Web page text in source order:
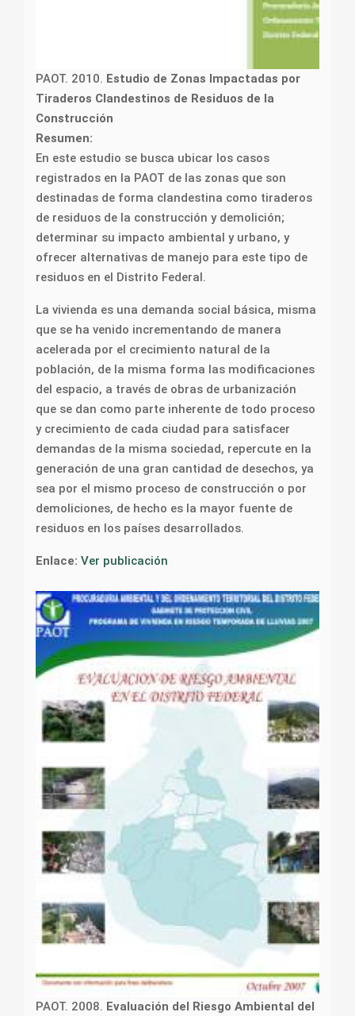
PAOT. 2010. Estudio de Zonas Impactadas por
Tiraderos Clandestinos de Residuos de la
Construcción
Resumen:
En este estudio se busca ubicar los casos
registrados en la PAOT de las zonas que son
destinadas de forma clandestina como tiraderos
de residuos de la construcción y demolición;
determinar su impacto ambiental y urbano, y
ofrecer alternativas de manejo para este tipo de
residuos en el Distrito Federal.
La vivienda es una demanda social básica, misma
que se ha venido incrementando de manera
acelerada por el crecimiento natural de la
población, de la misma forma las modificaciones
del espacio, a través de obras de urbanización
que se dan como parte inherente de todo proceso
y crecimiento de cada ciudad para satisfacer
demandas de la misma sociedad, repercute en la
generación de una gran cantidad de desechos, ya
sea por el mismo proceso de construcción o por
demoliciones, de hecho es la mayor fuente de
residuos en los países desarrollados.
Enlace: Ver publicación
PAOT. 2008. Evaluación del Riesgo Ambiental del